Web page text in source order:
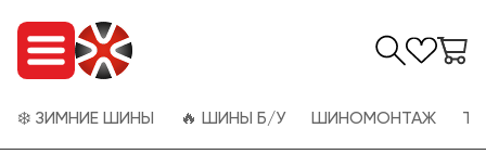
❄️ ЗИМНИЕ ШИНЫ 🔥 ШИНЫ Б/У ШИНОМОНТАЖ